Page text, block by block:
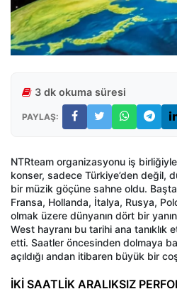
3 dk okuma süresi
PAYLAŞ:
NTRteam organizasyonu iş
konser, sadece Türkiye’den değil,
bir müzik göçüne sahne oldu.
Fransa, Hollanda, İtalya, Rusya,
olmak üzere dünyanın dört bir
West hayranı bu tarihi ana tanıklık
etti. Saatler öncesinden dolmaya
açıldığı andan itibaren büyük bir
İKİ SAATLİK ARALIKSIZ